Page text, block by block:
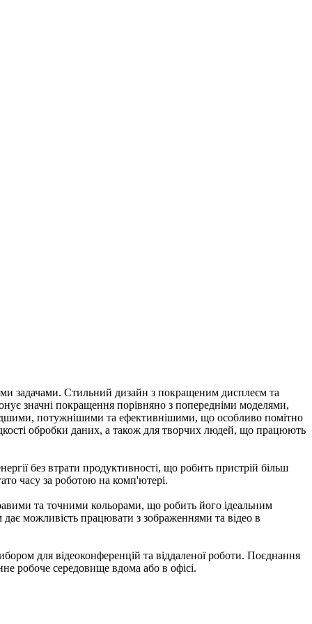
задачами. Стильний дизайн з покращеним дисплеєм та
значні покращення порівняно з попередніми моделями,
потужнішими та ефективнішими, що особливо помітно
обробки даних, а також для творчих людей, що працюють
без втрати продуктивності, що робить пристрій більш
часу за роботою на комп'ютері.
та точними кольорами, що робить його ідеальним
можливість працювати з зображеннями та відео в
для відеоконференцій та віддаленої роботи. Поєднання
робоче середовище вдома або в офісі.